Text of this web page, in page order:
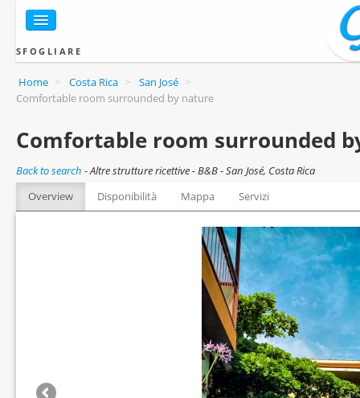
SFOGLIARE
Home > Costa Rica > San José >
Comfortable room surrounded by nature
Comfortable room surrounded
Back to search -Altre strutture ricettive - B&B - San José, Costa Rica
Overview
Disponibilità Mappa Servizi